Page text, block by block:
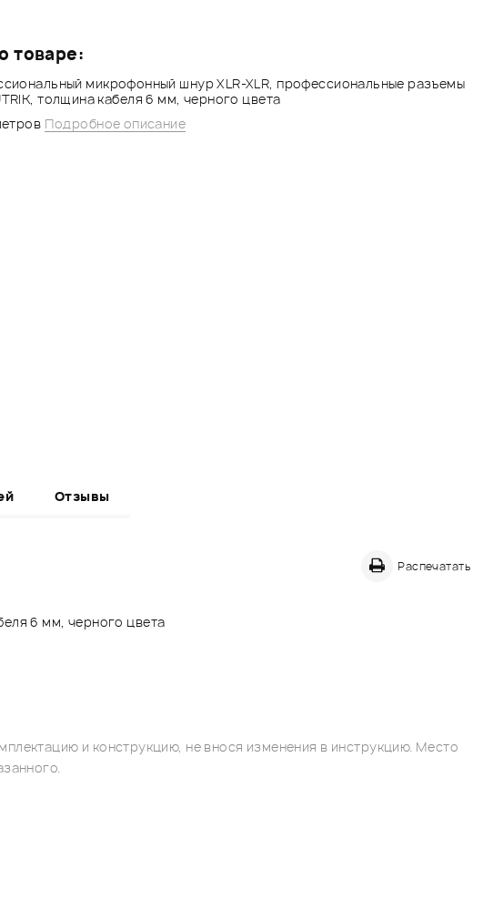
товаре:
микрофонный шнур XLR-XLR, профессиональные разъемы
толщина кабеля 6 мм, черного цвета
Подробное описание
Отзывы
Распечатать
6 мм, черного цвета
и конструкцию, не внося изменения в инструкцию. Место